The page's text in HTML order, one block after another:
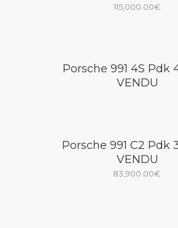
115,000.00€
Porsche 991 4S Pdk
VENDU
Porsche 991 C2 Pdk
VENDU
83,900.00€